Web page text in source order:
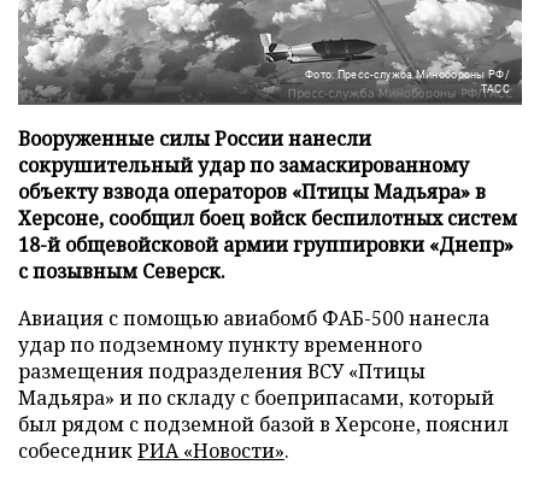
Фото: Пресс-служба Минобороны РФ/
ТАСС
Вооруженные силы России нанесли
сокрушительный удар по замаскированному
объекту взвода операторов «Птицы Мадьяра» в
Херсоне, сообщил боец войск беспилотных систем
18-й общевойсковой армии группировки «Днепр»
с позывным Северск.
Авиация с помощью авиабомб ФАБ-500 нанесла
удар по подземному пункту временного
размещения подразделения ВСУ «Птицы
Мадьяра» и по складу с боеприпасами, который
был рядом с подземной базой в Херсоне, пояснил
собеседникРИА «Новости».